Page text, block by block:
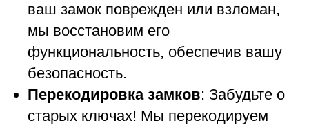
ваш замок поврежден или взломан,
мы восстановим его
функциональность, обеспечив вашу
безопасность.
Перекодировка замков: Забудьте о
старых ключах! Мы перекодируем